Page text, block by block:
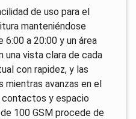
de uso para el
manteniéndose
a 20:00 y un área
una vista clara de cada
con rapidez, y las
mientras avanzas en el
contactos y espacio
100 GSM procede de